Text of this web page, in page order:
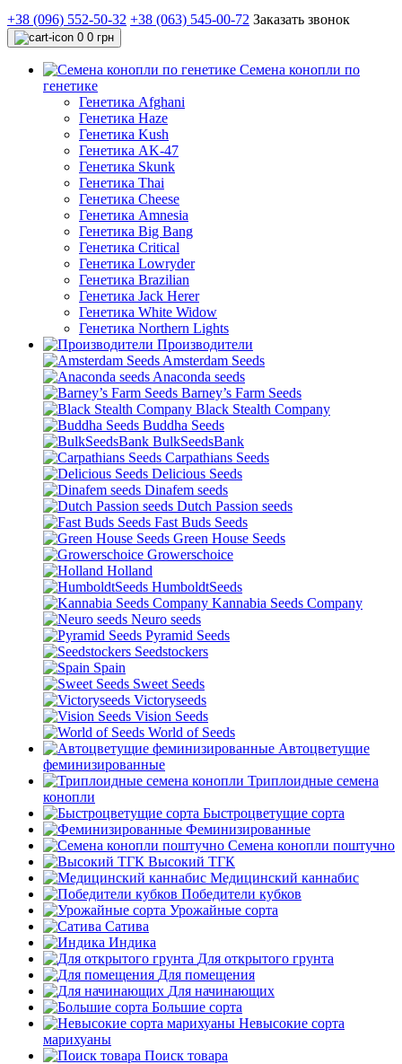
+38 (096) 552-50-32 +38 (063) 545-00-72 Заказать звонок
0 0 грн
Семена конопли по
генетике
Генетика Afghani
Генетика Haze
Генетика Kush
Генетика AK-47
Генетика Skunk
Генетика Thai
Генетика Cheese
Генетика Amnesia
Генетика Big Bang
Генетика Critical
Генетика Lowryder
Генетика Brazilian
Генетика Jack Herer
Генетика White Widow
Генетика Northern Lights
Производители
Amsterdam Seeds
Anaconda seeds
Barney’s Farm Seeds
Black Stealth Company
Buddha Seeds
BulkSeedsBank
Carpathians Seeds
Delicious Seeds
Dinafem seeds
Dutch Passion seeds
Fast Buds Seeds
Green House Seeds
Growerschoice
Holland
HumboldtSeeds
Kannabia Seeds Company
Neuro seeds
Pyramid Seeds
Seedstockers
Spain
Sweet Seeds
Victoryseeds
Vision Seeds
World of Seeds
Автоцветущие
феминизированные
Триплоидные семена
конопли
Быстроцветущие сорта
Феминизированные
Семена конопли поштучно
Высокий ТГК
Медицинский каннабис
Победители кубков
Урожайные сорта
Сатива
Индика
Для открытого грунта
Для помещения
Для начинающих
Большие сорта
Невысокие сорта
марихуаны
Поиск товара